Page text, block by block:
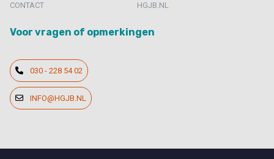
CONTACT HGJB.NL
Voor vragen of opmerkingen
030 - 228 54 02
INFO@HGJB.NL